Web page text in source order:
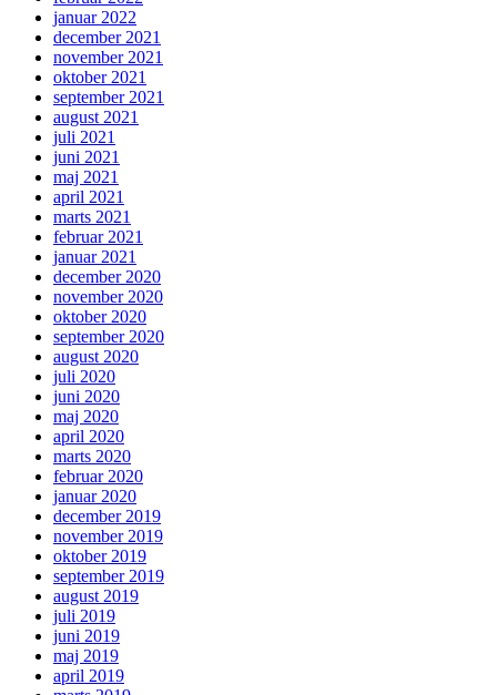
januar 2022
december 2021
november 2021
oktober 2021
september 2021
august 2021
juli 2021
juni 2021
maj 2021
april 2021
marts 2021
februar 2021
januar 2021
december 2020
november 2020
oktober 2020
september 2020
august 2020
juli 2020
juni 2020
maj 2020
april 2020
marts 2020
februar 2020
januar 2020
december 2019
november 2019
oktober 2019
september 2019
august 2019
juli 2019
juni 2019
maj 2019
april 2019